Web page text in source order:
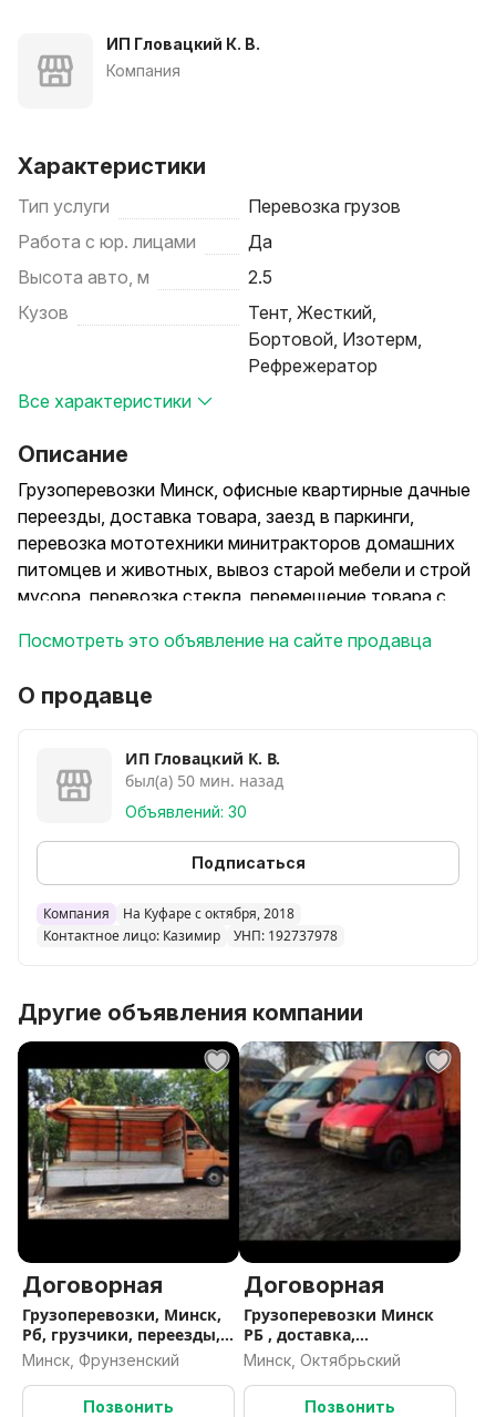
ИП Гловацкий К. В.
Компания
Характеристики
Тип услуги
Перевозка грузов
Работа с юр. лицами
Да
Высота авто, м
2.5
Кузов
Тент, Жесткий,
Бортовой, Изотерм,
Рефрежератор
Все характеристики
Описание
Грузоперевозки Минск, офисные квартирные дачные
переезды, доставка товара, заезд в паркинги,
перевозка мототехники минитракторов домашних
питомцев и животных, вывоз старой мебели и строй
мусора, перевозка стекла, перемещение товара с
мусора, металлалома деревьев сучьев листвы,
каблук бус для паркинга бус для переездов бус для
пирамидой, тент для крупногабаритных грузов и
переездов до 5 тонн длинной до 6 метров,20 и 38
м3 Есть грузчик, минимальный заказ от двух часов,
просьба звонить, редко читаю смс куфар.К каждому
заказчику индивидуальный подход С уважением
Казимир сын Витольда
Посмотреть это объявление на сайте продавца
О продавце
ИП Гловацкий К. В.
был(а) 50 мин. назад
Объявлений: 30
Подписаться
Компания
На Куфаре с октября, 2018
Контактное лицо: Казимир
УНП: 192737978
Другие объявления компании
Договорная
Грузоперевозки, Минск,
Рб, грузчики, переезды,
развоз по точкам, вывоз
строй мусора и хлама
Минск, Фрунзенский
Позвонить
Договорная
Грузоперевозки Минск
РБ , доставка,
перемещение с
таможней и складов, ,
вывоз строй мусора
Минск, Октябрьский
Позвонить